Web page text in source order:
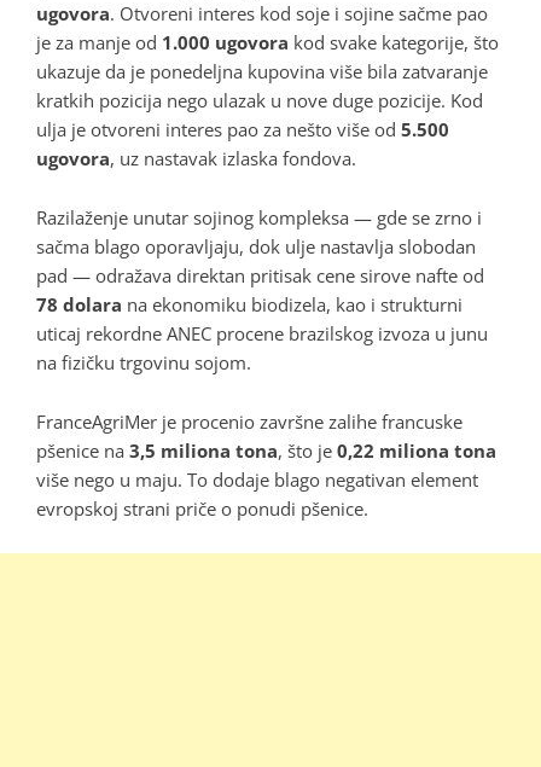
ugovora. Otvoreni interes kod soje i sojine sačme pao
je za manje od 1.000 ugovora kod svake kategorije, što
ukazuje da je ponedeljna kupovina više bila zatvaranje
kratkih pozicija nego ulazak u nove duge pozicije. Kod
ulja je otvoreni interes pao za nešto više od 5.500
ugovora, uz nastavak izlaska fondova.
Razilaženje unutar sojinog kompleksa — gde se zrno i
sačma blago oporavljaju, dok ulje nastavlja slobodan
pad — odražava direktan pritisak cene sirove nafte od
78 dolara na ekonomiku biodizela, kao i strukturni
uticaj rekordne ANEC procene brazilskog izvoza u junu
na fizičku trgovinu sojom.
FranceAgriMer je procenio završne zalihe francuske
pšenice na 3,5 miliona tona, što je 0,22 miliona tona
više nego u maju. To dodaje blago negativan element
evropskoj strani priče o ponudi pšenice.